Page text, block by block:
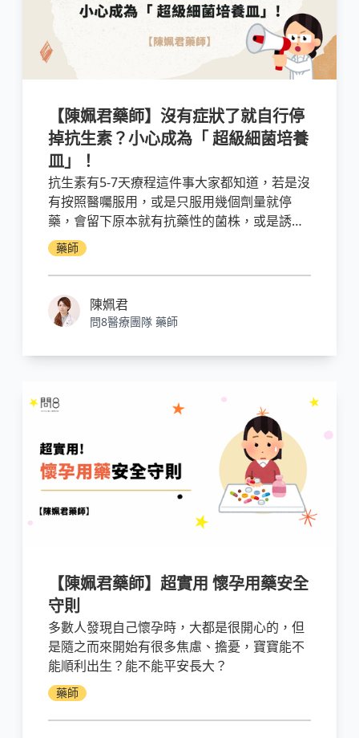
【陳姵君藥師】沒有症狀了就自行停
掉抗生素？小心成為「 超級細菌培養
皿」！
抗生素有5-7天療程這件事大家都知道，若是沒
有按照醫囑服用，或是只服用幾個劑量就停
藥，會留下原本就有抗藥性的菌株，或是誘發
細菌基因突變以適應環境，人類發展新藥的速
度，可能比不上細菌突變的速度，為了您自己
的身體健康，以及全人類的福利
藥師
陳姵君
問8醫療團隊 藥師
【陳姵君藥師】超實用 懷孕用藥安全
守則
多數人發現自己懷孕時，大都是很開心的，但
是隨之而來開始有很多焦慮、擔憂，寶寶能不
能順利出生？能不能平安長大？
藥師